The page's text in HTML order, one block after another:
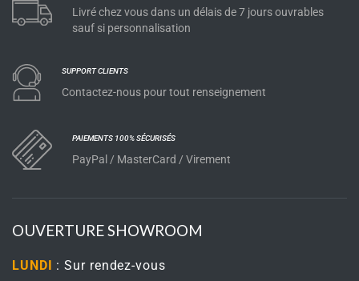
Livré chez vous dans un délais de 7 jours ouvrables
sauf si personnalisation
SUPPORT CLIENTS
Contactez-nous pour tout renseignement
PAIEMENTS 100% SÉCURISÉS
PayPal / MasterCard / Virement
OUVERTURE SHOWROOM
LUNDI
: Sur rendez-vous